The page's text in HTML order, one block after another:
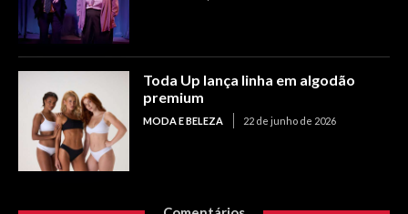
Toda Up lança linha em algodão
premium
MODA E BELEZA 22 de junho de 2026